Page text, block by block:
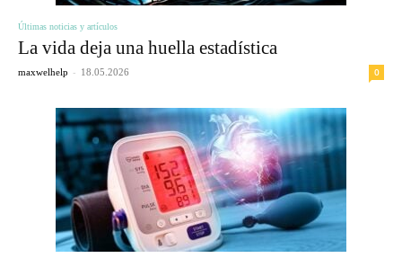
Últimas noticias y artículos
La vida deja una huella estadística
maxwelhelp - 18.05.2026 0